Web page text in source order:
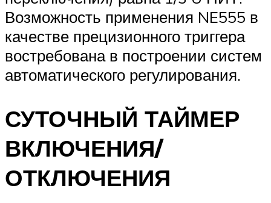
Возможность применения NE555 в
качестве прецизионного триггера
востребована в построении систем
автоматического регулирования.
СУТОЧНЫЙ ТАЙМЕР
ВКЛЮЧЕНИЯ/
ОТКЛЮЧЕНИЯ